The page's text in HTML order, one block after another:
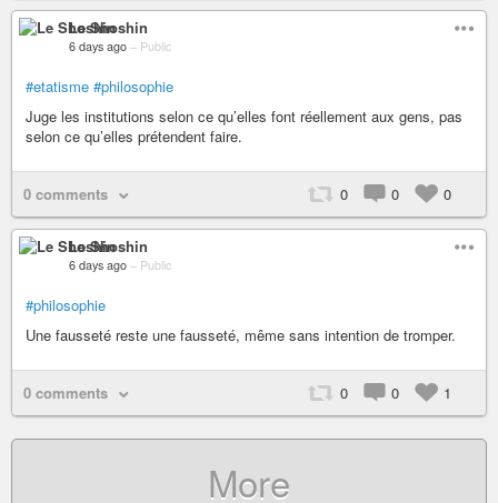
Le Shoshin
6 days ago – Public
#etatisme #philosophie
Juge les institutions selon ce qu’elles font réellement aux gens, pas
selon ce qu’elles prétendent faire.
0 comments 0 0 0
Le Shoshin
6 days ago – Public
#philosophie
Une fausseté reste une fausseté, même sans intention de tromper.
0 comments 0 0 1
More